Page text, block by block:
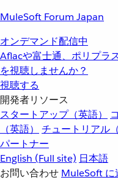
MuleSoft Forum Japan
オンデマンド配信中
Aflacや富士通、ポリプラ
を視聴しませんか？
視聴する
開発者リソース
スタートアップ（英語）
（英語）
チュートリアル
パートナー
English (Full site) 日本語
お問い合わせ MuleSoft に